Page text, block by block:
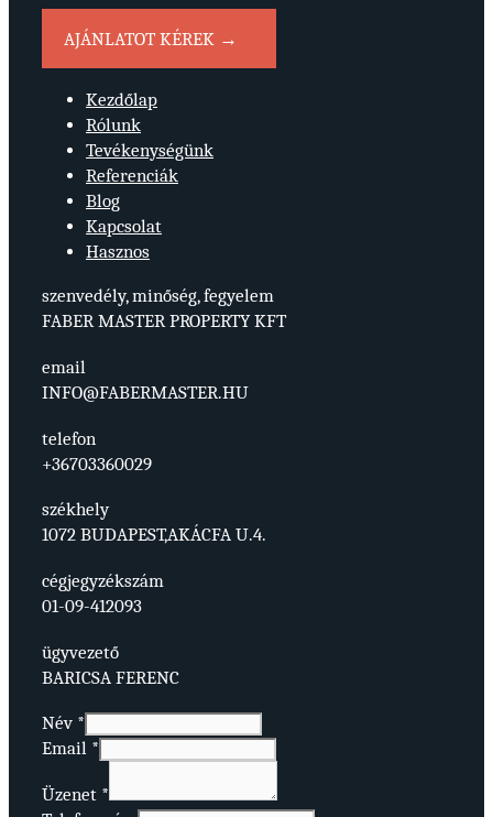
AJÁNLATOT KÉREK →
Kezdőlap
Rólunk
Tevékenységünk
Referenciák
Blog
Kapcsolat
Hasznos
szenvedély, minőség, fegyelem
FABER MASTER PROPERTY KFT
email
INFO@FABERMASTER.HU
telefon
+36703360029
székhely
1072 BUDAPEST,AKÁCFA U.4.
cégjegyzékszám
01-09-412093
ügyvezető
BARICSA FERENC
Név *
Email *
Üzenet *